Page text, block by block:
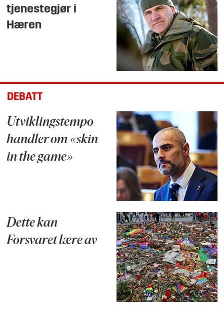
tjenestegjør i
Hæren
DEBATT
Utviklingstempo
handler om «skin
in the game»
Dette kan
Forsvaret lære av